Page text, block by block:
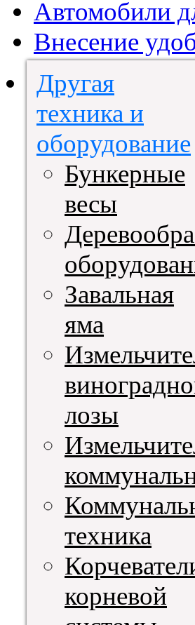
Автомобили
Внесение
Другая
техника и
оборудование
Бункерные
весы
Завальная
яма
лозы
техника
корневой